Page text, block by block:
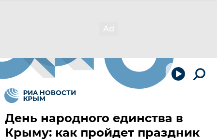
День народного единства в
Крыму: как пройдет праздник